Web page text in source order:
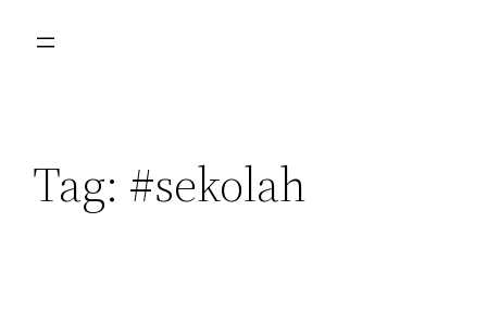
Tag: #sekolah